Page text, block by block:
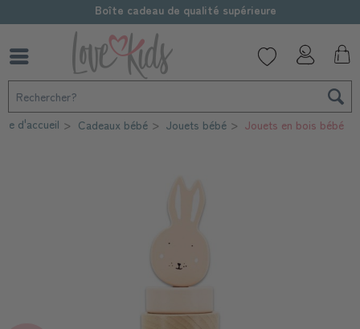
Boîte cadeau de qualité supérieure
d'accueil Cadeaux bébé Jouets bébé Jouets en bois bébé